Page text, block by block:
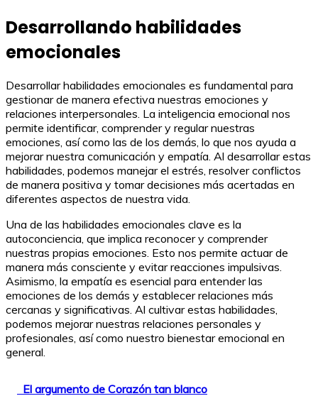
Desarrollando habilidades
emocionales
Desarrollar habilidades emocionales es fundamental para
gestionar de manera efectiva nuestras emociones y
relaciones interpersonales. La inteligencia emocional nos
permite identificar, comprender y regular nuestras
emociones, así como las de los demás, lo que nos ayuda a
mejorar nuestra comunicación y empatía. Al desarrollar estas
habilidades, podemos manejar el estrés, resolver conflictos
de manera positiva y tomar decisiones más acertadas en
diferentes aspectos de nuestra vida.
Una de las habilidades emocionales clave es la
autoconciencia, que implica reconocer y comprender
nuestras propias emociones. Esto nos permite actuar de
manera más consciente y evitar reacciones impulsivas.
Asimismo, la empatía es esencial para entender las
emociones de los demás y establecer relaciones más
cercanas y significativas. Al cultivar estas habilidades,
podemos mejorar nuestras relaciones personales y
profesionales, así como nuestro bienestar emocional en
general.
El argumento de Corazón tan blanco